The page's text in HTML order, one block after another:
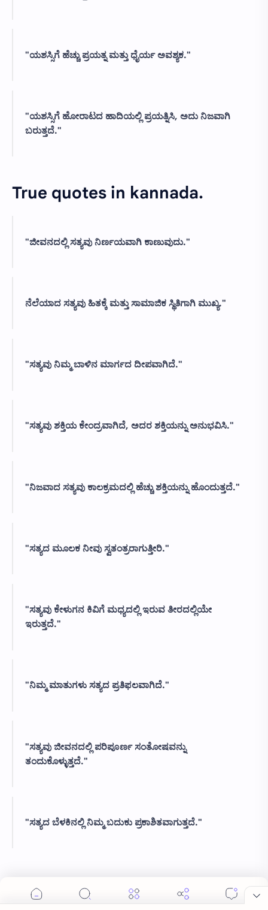
"ಯಶಸ್ಸಿಗೆ ಹೆಚ್ಚು ಪ್ರಯತ್ನ ಮತ್ತು ಧೈರ್ಯ ಅವಶ್ಯಕ."
"ಯಶಸ್ಸಿಗೆ ಹೋರಾಟದ ಹಾದಿಯಲ್ಲಿ ಪ್ರಯತ್ನಿಸಿ, ಅದು ನಿಜವಾಗಿ
ಬರುತ್ತದೆ."
True quotes in kannada.
"ಜೀವನದಲ್ಲಿ ಸತ್ಯವು ನಿರ್ಣಯವಾಗಿ ಕಾಣುವುದು."
ನೆಲೆಯಾದ ಸತ್ಯವು ಹಿತಕ್ಕೆ ಮತ್ತು ಸಾಮಾಜಿಕ ಸ್ಥಿತಿಗಾಗಿ ಮುಖ್ಯ."
"ಸತ್ಯವು ನಿಮ್ಮ ಬಾಳಿನ ಮಾರ್ಗದ ದೀಪವಾಗಿದೆ."
"ಸತ್ಯವು ಶಕ್ತಿಯ ಕೇಂದ್ರವಾಗಿದೆ, ಅದರ ಶಕ್ತಿಯನ್ನು ಅನುಭವಿಸಿ."
"ನಿಜವಾದ ಸತ್ಯವು ಕಾಲಕ್ರಮದಲ್ಲಿ ಹೆಚ್ಚು ಶಕ್ತಿಯನ್ನು ಹೊಂದುತ್ತದೆ."
"ಸತ್ಯದ ಮೂಲಕ ನೀವು ಸ್ವತಂತ್ರರಾಗುತ್ತೀರಿ."
"ಸತ್ಯವು ಕೇಳುಗನ ಕಿವಿಗೆ ಮಧ್ಯದಲ್ಲಿ ಇರುವ ತೀರದಲ್ಲಿಯೇ
ಇರುತ್ತದೆ."
"ನಿಮ್ಮ ಮಾತುಗಳು ಸತ್ಯದ ಪ್ರತಿಫಲವಾಗಿದೆ."
"ಸತ್ಯವು ಜೀವನದಲ್ಲಿ ಪರಿಪೂರ್ಣ ಸಂತೋಷವನ್ನು
ತಂದುಕೊಳ್ಳುತ್ತದೆ."
"ಸತ್ಯದ ಬೆಳಕಿನಲ್ಲಿ ನಿಮ್ಮ ಬದುಕು ಪ್ರಕಾಶಿತವಾಗುತ್ತದೆ."
Pasitiv motivation quotes in